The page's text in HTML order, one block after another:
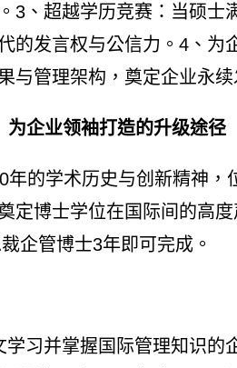
3、超越学历竞赛：当硕士
的发言权与公信力。4、为
与管理架构，奠定企业永续
企业领袖打造的升级途径
年的学术历史与创新精神，
定博士学位在国际间的高
企管博士3年即可完成。
习并掌握国际管理知识的